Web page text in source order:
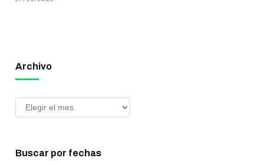
Archivo
Buscar por fechas